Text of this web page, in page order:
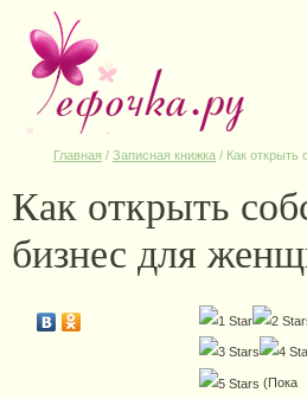
Главная / Записная книжка / Как открыть
Как открыть
бизнес для
(Пока